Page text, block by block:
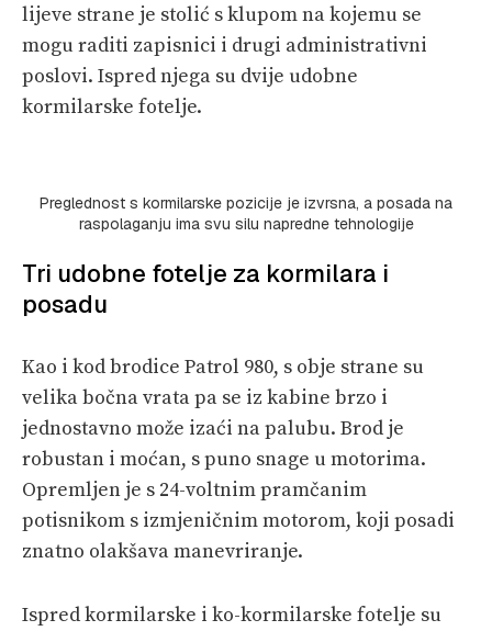
lijeve strane je stolić s klupom na kojemu se
mogu raditi zapisnici i drugi administrativni
poslovi. Ispred njega su dvije udobne
kormilarske fotelje.
Preglednost s kormilarske pozicije je izvrsna, a posada na
raspolaganju ima svu silu napredne tehnologije
Tri udobne fotelje za kormilara i
posadu
Kao i kod brodice Patrol 980, s obje strane su
velika bočna vrata pa se iz kabine brzo i
jednostavno može izaći na palubu. Brod je
robustan i moćan, s puno snage u motorima.
Opremljen je s 24-voltnim pramčanim
potisnikom s izmjeničnim motorom, koji posadi
znatno olakšava manevriranje.
Ispred kormilarske i ko-kormilarske fotelje su